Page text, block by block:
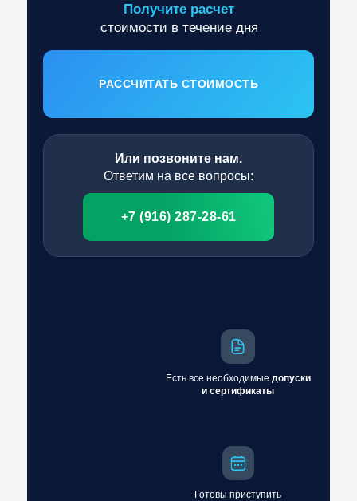
Или позвоните нам.
Ответим на все вопросы:
Получите расчет
стоимости в течение дня
Есть все необходимые допуски
и сертификаты
Готовы приступить
РАССЧИТАТЬ СТОИМОСТЬ
+7 (916) 287-28-61